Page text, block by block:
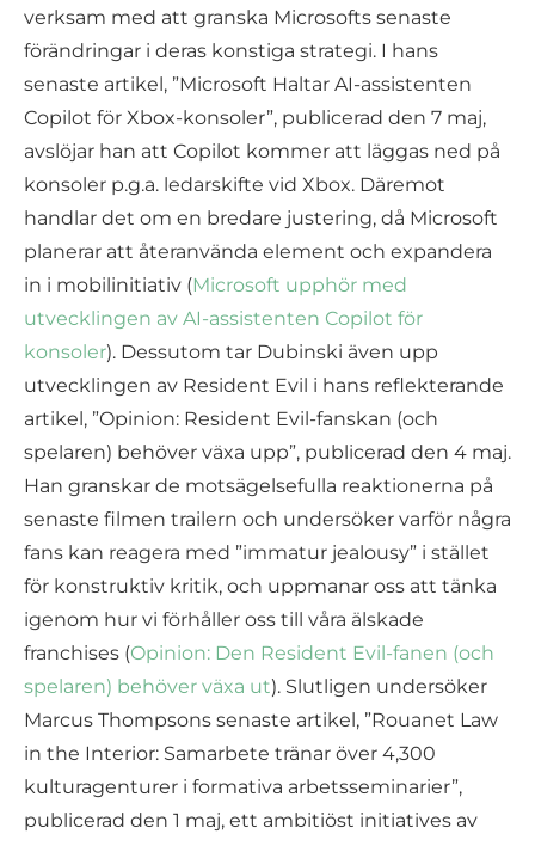
verksam med att granska Microsofts senaste
förändringar i deras konstiga strategi. I hans
senaste artikel, ”Microsoft Haltar AI-assistenten
Copilot för Xbox-konsoler”, publicerad den 7 maj,
avslöjar han att Copilot kommer att läggas ned på
konsoler p.g.a. ledarskifte vid Xbox. Däremot
handlar det om en bredare justering, då Microsoft
planerar att återanvända element och expandera
in i mobilinitiativ (Microsoft upphör med
utvecklingen av AI-assistenten Copilot för
konsoler). Dessutom tar Dubinski även upp
utvecklingen av Resident Evil i hans reflekterande
artikel, ”Opinion: Resident Evil-fanskan (och
spelaren) behöver växa upp”, publicerad den 4 maj.
Han granskar de motsägelsefulla reaktionerna på
senaste filmen trailern och undersöker varför några
fans kan reagera med ”immatur jealousy” i stället
för konstruktiv kritik, och uppmanar oss att tänka
igenom hur vi förhåller oss till våra älskade
franchises (Opinion: Den Resident Evil-fanen (och
spelaren) behöver växa ut). Slutligen undersöker
Marcus Thompsons senaste artikel, ”Rouanet Law
in the Interior: Samarbete tränar över 4,300
kulturagenturer i formativa arbetsseminarier”,
publicerad den 1 maj, ett ambitiöst initiatives av